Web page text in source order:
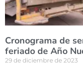
Cronograma de
feriado de Año
29 de diciembre de 2023